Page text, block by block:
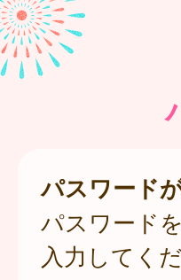
パスワード
パスワード
入力してくだ